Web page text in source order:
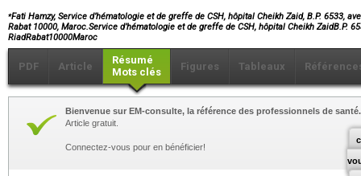
⁎Fati Hamzy, Service d’hématologie et de greffe de CSH, hôpital Cheikh Zaid, B.P. 6533,
Rabat 10000, Maroc.Service d’hématologie et de greffe de CSH, hôpital Cheikh ZaidB.P.
RiadRabat10000Maroc
PDF Article
Résumé
Mots clés
Figures Tableaux
Bienvenue sur EM-consulte, la référence des professionnels de santé.
Article gratuit.
Connectez-vous pour en bénéficier!